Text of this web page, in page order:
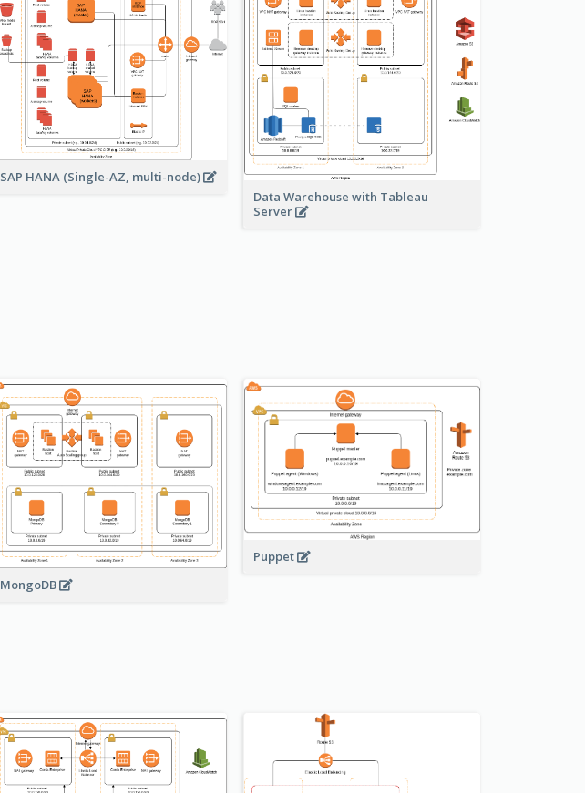
SAP HANA (Single-AZ, multi-node)
Data Warehouse with Tableau
Server
MongoDB
Puppet